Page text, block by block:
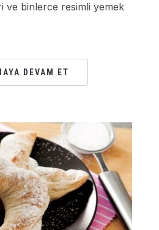
ve binlerce resimli yemek
DEVAM ET